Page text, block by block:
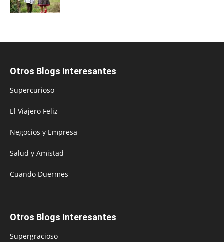
Otros Blogs Interesantes
Supercurioso
El Viajero Feliz
Negocios y Empresa
Salud y Amistad
Cuando Duermes
Otros Blogs Interesantes
Supergracioso